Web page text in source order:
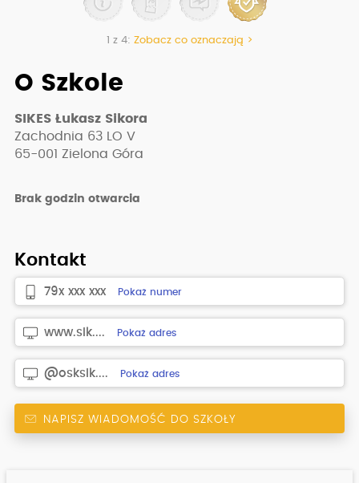
1 z 4: Zobacz co oznaczają >
O Szkole
SIKES Łukasz Sikora
Zachodnia 63 LO V
65-001 Zielona Góra
Brak godzin otwarcia
Kontakt
79x xxx xxx Pokaż numer
www.sik.... Pokaż adres
@osksik.... Pokaż adres
NAPISZ WIADOMOŚĆ DO SZKOŁY